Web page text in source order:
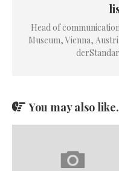
Head of
Museum, Vienna,
You may also